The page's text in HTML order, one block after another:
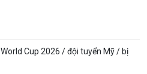
World Cup 2026 /đội tuyển Mỹ / bị